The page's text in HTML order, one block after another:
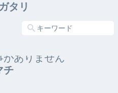
タリ
ありません
チ